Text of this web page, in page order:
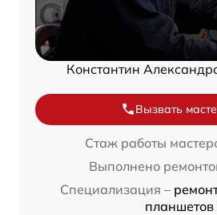
Константин
Вызвать
Стаж работы
Выполнено
Специализация –
планшетов